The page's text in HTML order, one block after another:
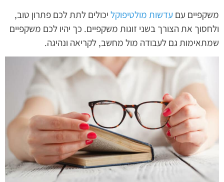
משקפיים עם עדשות מולטיפוקל יכולים לתת לכם פתרון טוב,
ולחסוך את הצורך בשני זוגות משקפיים. כך יהיו לכם משקפיים
שמתאימות גם לעבודה מול מחשב, לקריאה ונהיגה.